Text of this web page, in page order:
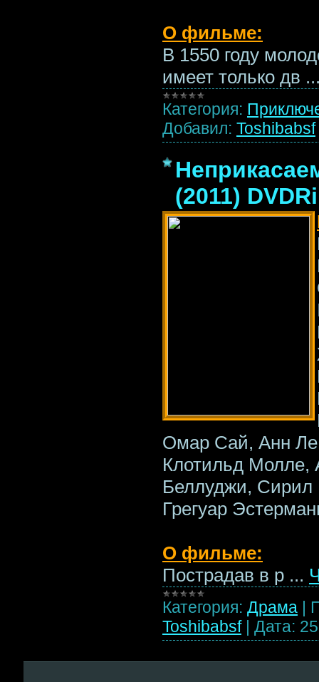
О фильме:
В 1550 году
имеет только дв
Категория:
Добавил: Toshibabsf
(2011)
Омар Сай, Анн
Клотильд Молле,
Беллуджи,
Грегуар
О фильме:
Пострадав в р ...
Категория: Драма |
Toshibabsf | Дата: